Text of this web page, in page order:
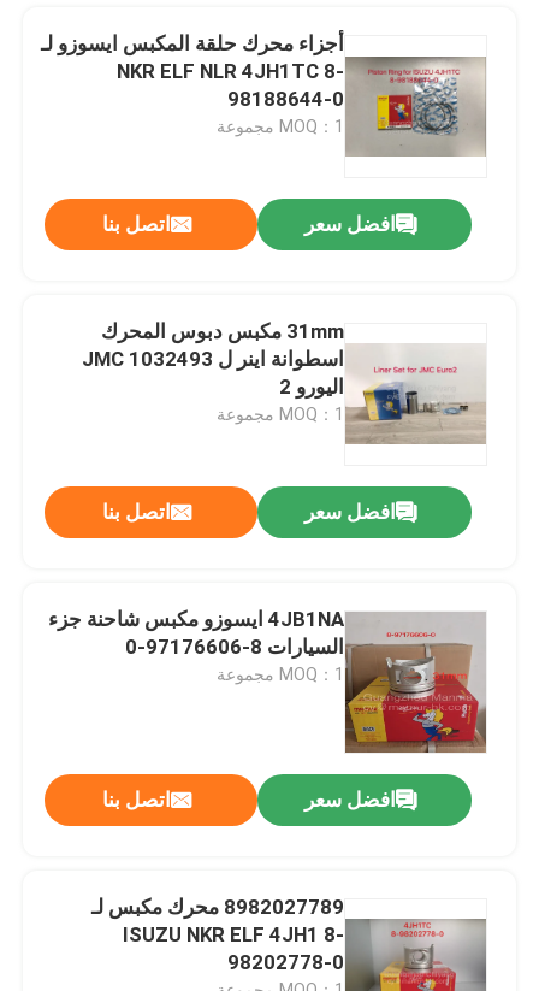
منتجات
معلومات عنا
جولة في المعمل
اتصل بنا
اطلب اقتباس
قطع غيار السيارات الشاحنة
قطع غيار شاحنة ايسوزو
أجزاء محرك ايسوزو
أجزاء محرك حلقة المكبس ايسوزو لـ
NKR ELF NLR 4JH1TC 8-
98188644-0
MOQ：1 مجموعة
افضل سعر اتصل بنا
31mm مكبس دبوس المحرك
اسطوانة اينر ل JMC 1032493
اليورو 2
MOQ：1 مجموعة
افضل سعر اتصل بنا
4JB1NA ايسوزو مكبس شاحنة جزء
السيارات 8-97176606-0
MOQ：1 مجموعة
افضل سعر اتصل بنا
8982027789 محرك مكبس لـ
ISUZU NKR ELF 4JH1 8-
98202778-0